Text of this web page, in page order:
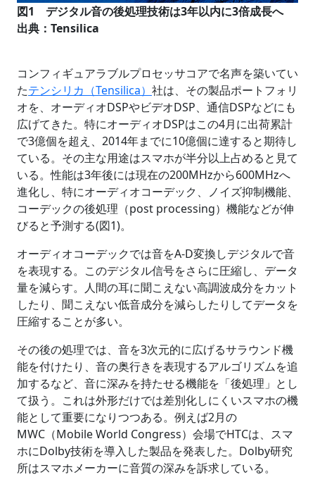
図1 デジタル音の後処理技術は3年以内に3倍成長へ
出典：Tensilica
コンフィギュアラブルプロセッサコアで名声を築いてい
たテンシリカ（Tensilica） 社は、その製品ポートフォリ
オを、オーディオDSPやビデオDSP、通信DSPなどにも
広げてきた。特にオーディオDSPはこの4月に出荷累計
で3億個を超え、2014年までに10億個に達すると期待し
ている。その主な用途はスマホが半分以上占めると見て
いる。性能は3年後には現在の200MHzから600MHzへ
進化し、特にオーディオコーデック、ノイズ抑制機能、
コーデックの後処理（post processing）機能などが伸
びると予測する(図1)。
オーディオコーデックでは音をA-D変換しデジタルで音
を表現する。このデジタル信号をさらに圧縮し、データ
量を減らす。人間の耳に聞こえない高調波成分をカット
したり、聞こえない低音成分を減らしたりしてデータを
圧縮することが多い。
その後の処理では、音を3次元的に広げるサラウンド機
能を付けたり、音の奥行きを表現するアルゴリズムを追
加するなど、音に深みを持たせる機能を「後処理」とし
て扱う。これは外形だけでは差別化しにくいスマホの機
能として重要になりつつある。例えば2月の
MWC（Mobile World Congress）会場でHTCは、スマ
ホにDolby技術を導入した製品を発表した。Dolby研究
所はスマホメーカーに音質の深みを訴求している。